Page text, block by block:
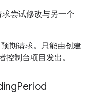
求尝试修改与另一个
期请求。只能由创建
控制台项目发出。
Period